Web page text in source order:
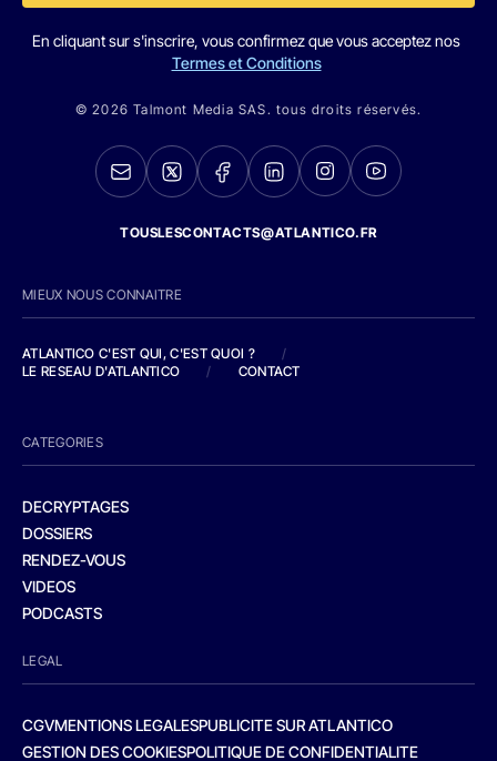
En cliquant sur s'inscrire, vous confirmez que vous acceptez nos
Termes et Conditions
© 2026 Talmont Media SAS. tous droits réservés.
TOUSLESCONTACTS@ATLANTICO.FR
MIEUX NOUS CONNAITRE
ATLANTICO C'EST QUI, C'EST QUOI ?
/
LE RESEAU D'ATLANTICO
/ CONTACT
CATEGORIES
DECRYPTAGES
DOSSIERS
RENDEZ-VOUS
VIDEOS
PODCASTS
LEGAL
CGVMENTIONS LEGALESPUBLICITE SUR ATLANTICO
GESTION DES COOKIESPOLITIQUE DE CONFIDENTIALITE